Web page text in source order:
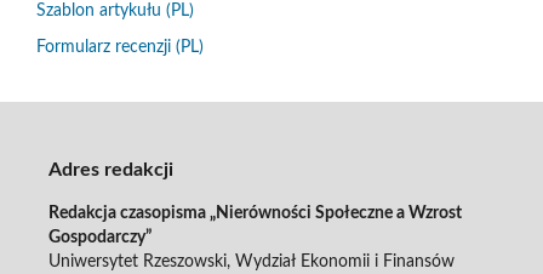
Szablon artykułu (PL)
Formularz recenzji (PL)
Adres redakcji
Redakcja czasopisma „Nierówności Społeczne a Wzrost
Gospodarczy”
Uniwersytet Rzeszowski, Wydział Ekonomii i Finansów